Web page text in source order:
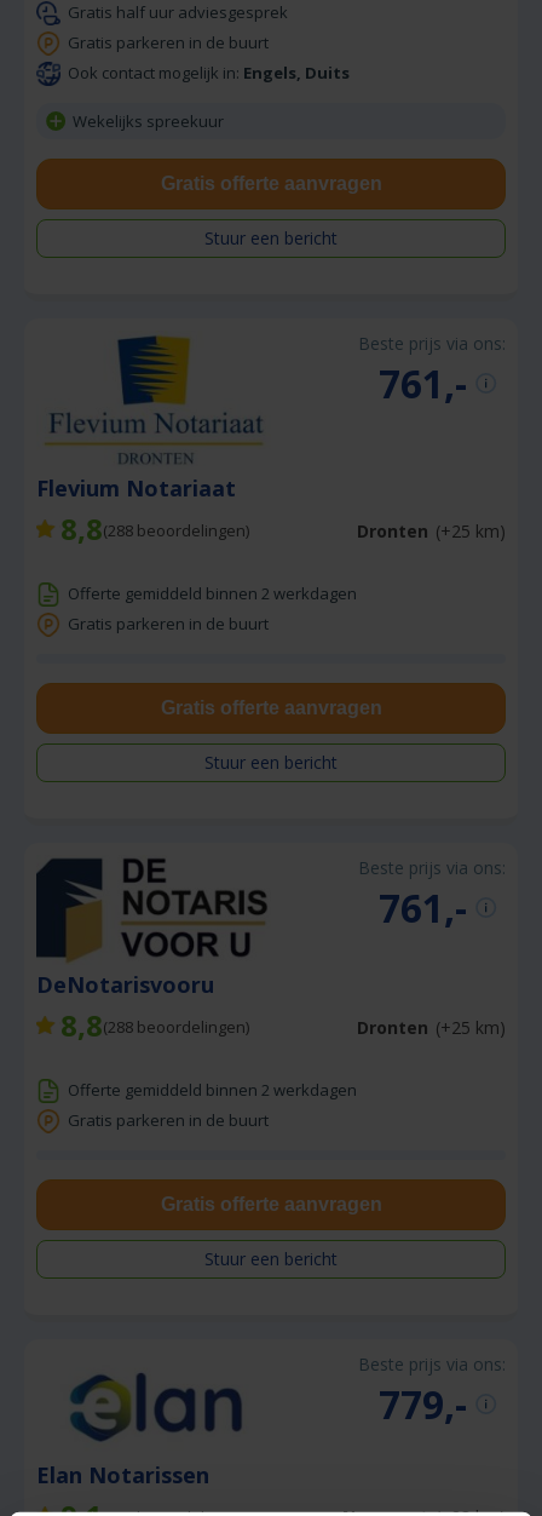
Gratis half uur adviesgesprek
Gratis parkeren in de buurt
Ook contact mogelijk in: Engels, Duits
Wekelijks spreekuur
Gratis offerte aanvragen
Stuur een bericht
Beste prijs via ons:
761,-
Flevium Notariaat
8,8(288 beoordelingen) Dronten (+25 km)
Offerte gemiddeld binnen 2 werkdagen
Gratis parkeren in de buurt
Gratis offerte aanvragen
Stuur een bericht
Beste prijs via ons:
761,-
DeNotarisvooru
8,8(288 beoordelingen) Dronten (+25 km)
Offerte gemiddeld binnen 2 werkdagen
Gratis parkeren in de buurt
Gratis offerte aanvragen
Stuur een bericht
Beste prijs via ons:
779,-
Elan Notarissen